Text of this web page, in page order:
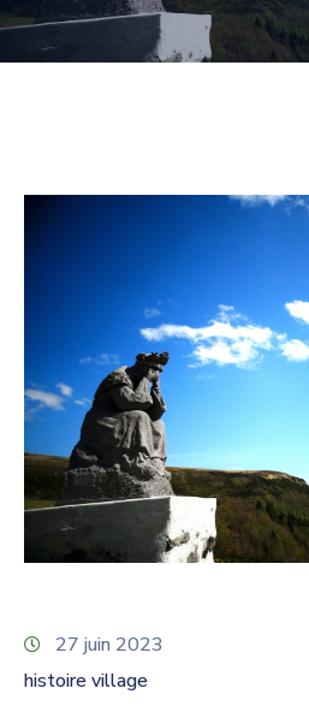
A
Voir/A
27 juin 2023
histoire village